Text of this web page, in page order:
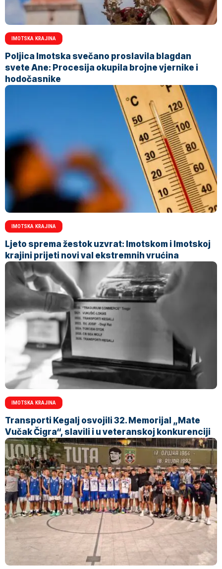
IMOTSKA KRAJINA
Poljica Imotska svečano proslavila blagdan
svete Ane: Procesija okupila brojne vjernike i
hodočasnike
IMOTSKA KRAJINA
Ljeto sprema žestok uzvrat: Imotskom i Imotskoj
krajini prijeti novi val ekstremnih vrućina
IMOTSKA KRAJINA
Transporti Kegalj osvojili 32. Memorijal „Mate
Vučak Čigra“, slavili i u veteranskoj konkurenciji